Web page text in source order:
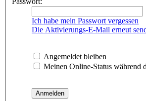
Ich habe mein Passwort vergessen
Die Aktivierungs-E-Mail erneut
Angemeldet bleiben
Meinen Online-Status während